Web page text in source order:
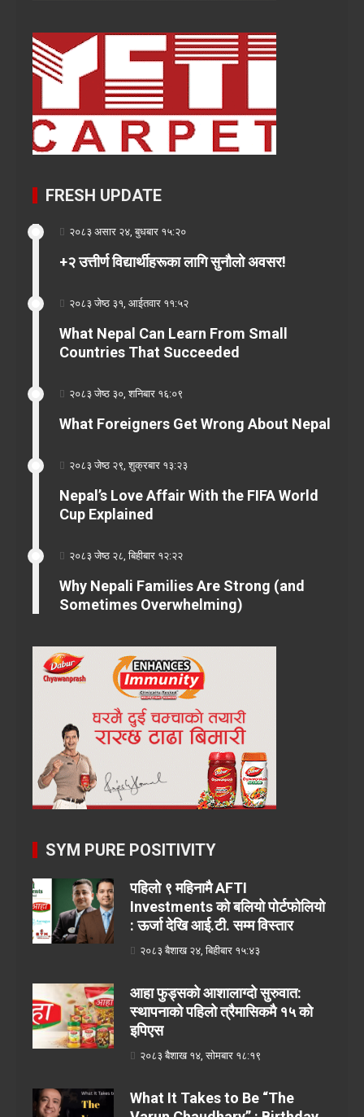
FRESH UPDATE
२०८३ असार २४, बुधबार १५:२०
+२ उत्तीर्ण विद्यार्थीहरूका लागि सुनौलो अवसर!
२०८३ जेष्ठ ३१, आईतवार ११:५२
What Nepal Can Learn From Small
Countries That Succeeded
२०८३ जेष्ठ ३०, शनिबार १६:०९
What Foreigners Get Wrong About Nepal
२०८३ जेष्ठ २९, शुक्रबार १३:२३
Nepal’s Love Affair With the FIFA World
Cup Explained
२०८३ जेष्ठ २८, बिहीबार १२:२२
Why Nepali Families Are Strong (and
Sometimes Overwhelming)
SYM PURE POSITIVITY
पहिलो ९ महिनामै AFTI
Investments को बलियो पोर्टफोलियो
: ऊर्जा देखि आई.टी. सम्म विस्तार
२०८३ बैशाख २४, बिहीबार १५:४३
आहा फुड्सको आशालाग्दो सुरुवात:
स्थापनाको पहिलो त्रैमासिकमै १५ को
इपिएस
२०८३ बैशाख १४, सोमबार १८:१९
What It Takes to Be “The